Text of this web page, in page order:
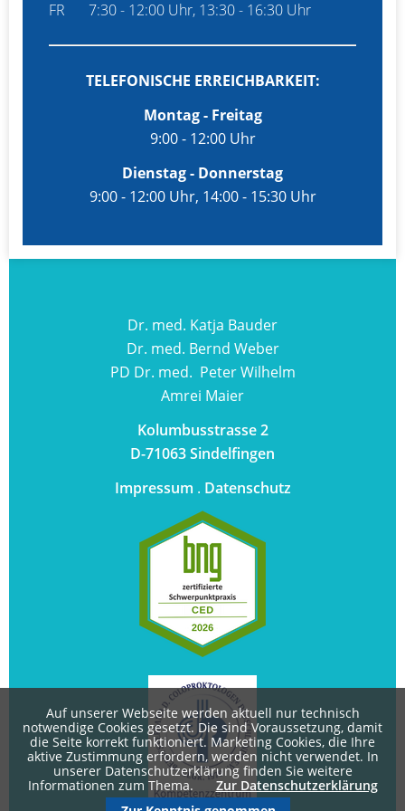
FR
7:30 - 12:00 Uhr, 13:30 - 16:30 Uhr
TELEFONISCHE ERREICHBARKEIT:
Montag - Freitag
9:00 - 12:00 Uhr
Dienstag - Donnerstag
9:00 - 12:00 Uhr, 14:00 - 15:30 Uhr
Dr. med. Katja Bauder
Dr. med. Bernd Weber
PD Dr. med. Peter Wilhelm
Amrei Maier
Kolumbusstrasse 2
D-71063 Sindelfingen
Impressum . Datenschutz
Auf unserer Webseite werden aktuell nur technisch
notwendige Cookies gesetzt. Die sind Voraussetzung, damit
die Seite korrekt funktioniert. Marketing Cookies, die Ihre
aktive Zustimmung erfordern, werden nicht verwendet. In
unserer Datenschutzerklärung finden Sie weitere
Informationen zum Thema.
Zur Datenschutzerklärung